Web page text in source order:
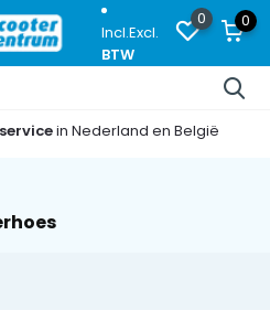
Incl.Excl.
BTW
0 0
in Nederland en België